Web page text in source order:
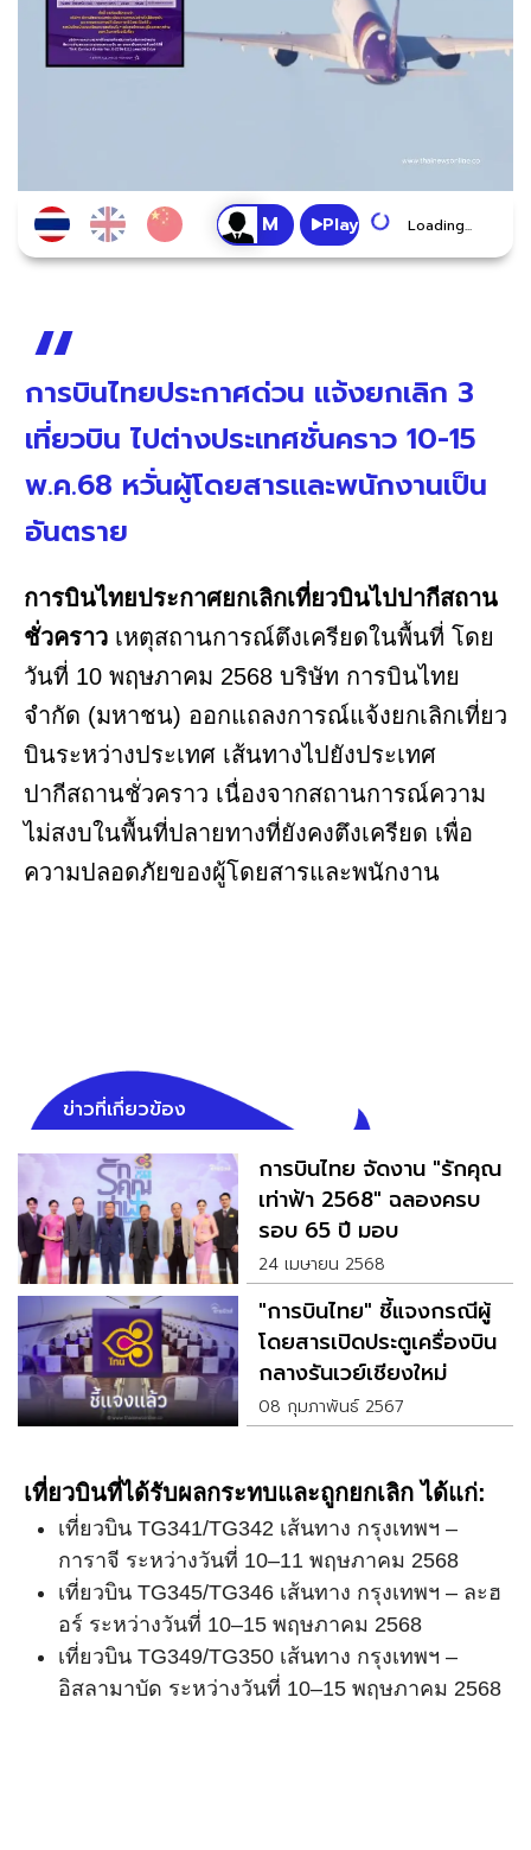
Play Loading...
การบินไทยประกาศด่วน แจ้งยกเลิก 3
เที่ยวบิน ไปต่างประเทศชั่นคราว 10-15
พ.ค.68 หวั่นผู้โดยสารและพนักงานเป็น
อันตราย
การบินไทยประกาศยกเลิกเที่ยวบินไปปากีสถาน
ชั่วคราว เหตุสถานการณ์ตึงเครียดในพื้นที่ โดย
วันที่ 10 พฤษภาคม 2568 บริษัท การบินไทย
จำกัด (มหาชน) ออกแถลงการณ์แจ้งยกเลิกเที่ยว
บินระหว่างประเทศ เส้นทางไปยังประเทศ
ปากีสถานชั่วคราว เนื่องจากสถานการณ์ความ
ไม่สงบในพื้นที่ปลายทางที่ยังคงตึงเครียด เพื่อ
ความปลอดภัยของผู้โดยสารและพนักงาน
ข่าวที่เกี่ยวข้อง
การบินไทย จัดงาน "รักคุณ
เท่าฟ้า 2568" ฉลองครบ
รอบ 65 ปี มอบ
ประสบการณ์เหนือระดับ
24 เมษายน 2568
"การบินไทย" ชี้แจงกรณีผู้
โดยสารเปิดประตูเครื่องบิน
กลางรันเวย์เชียงใหม่
08 กุมภาพันธ์ 2567
เที่ยวบินที่ได้รับผลกระทบและถูกยกเลิก ได้แก่:
เที่ยวบิน TG341/TG342 เส้นทาง กรุงเทพฯ –
การาจี ระหว่างวันที่ 10–11 พฤษภาคม 2568
เที่ยวบิน TG345/TG346 เส้นทาง กรุงเทพฯ – ละฮ
อร์ ระหว่างวันที่ 10–15 พฤษภาคม 2568
เที่ยวบิน TG349/TG350 เส้นทาง กรุงเทพฯ –
อิสลามาบัด ระหว่างวันที่ 10–15 พฤษภาคม 2568